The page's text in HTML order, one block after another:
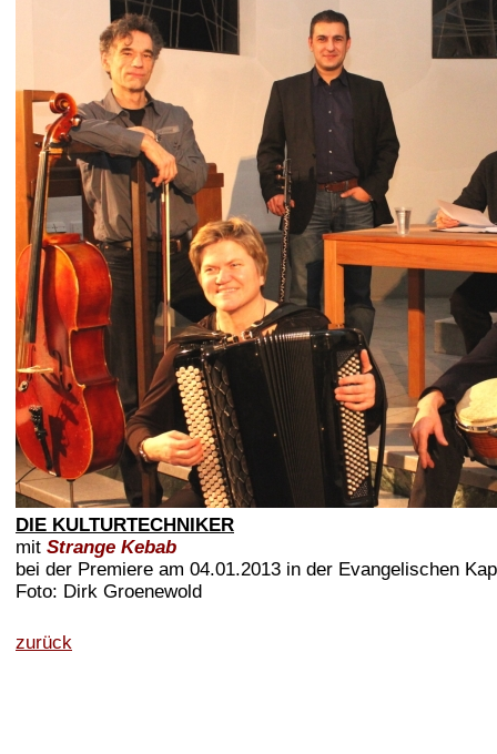
DIE KULTURTECHNIKER
mit Strange Kebab
bei der Premiere am 04.01.2013 in der Evangelischen
Foto: Dirk Groenewold
zurück